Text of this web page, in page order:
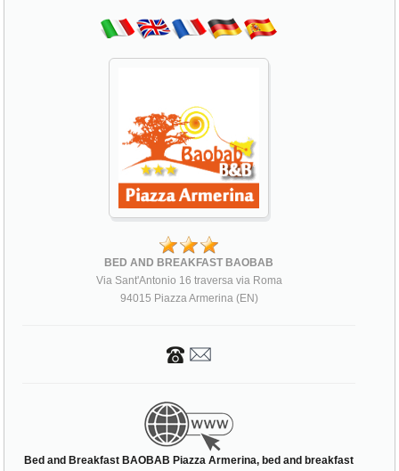
BED AND BREAKFAST BAOBAB
Via Sant'Antonio 16 traversa via Roma
94015 Piazza Armerina (EN)
Bed and Breakfast BAOBAB Piazza Armerina, bed and breakfast